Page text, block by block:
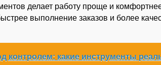
делает работу проще и
выполнение заказов и более
контролем: какие инструменты